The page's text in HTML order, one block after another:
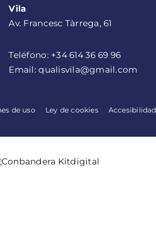
Vila
Av. Francesc Tàrrega, 61
Teléfono: +34 614 36 69 96
Email: qualisvila@gmail.com
de uso Ley de cookies Accesibilidad